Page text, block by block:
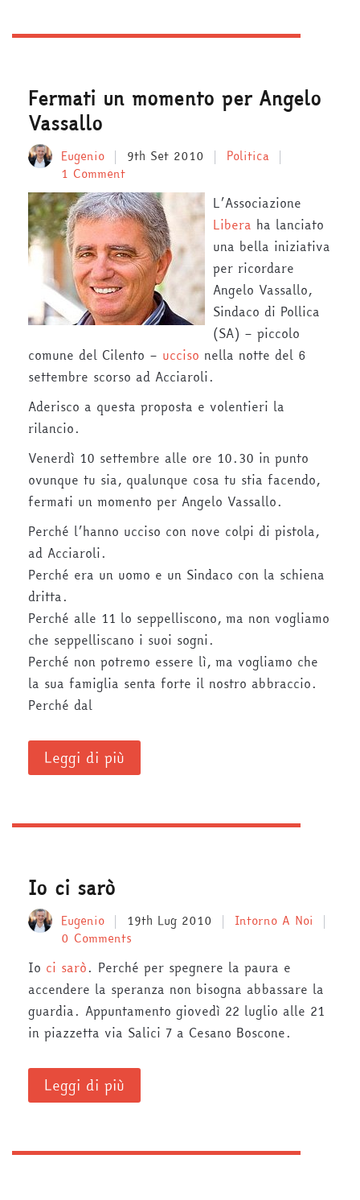
Fermati un momento per Angelo
Vassallo
Eugenio 9th Set 2010
Politica
1 Comment
L’Associazione
Libera ha lanciato
una bella iniziativa
per ricordare
Angelo Vassallo,
Sindaco di Pollica
(SA) – piccolo
comune del Cilento – ucciso nella notte del 6
settembre scorso ad Acciaroli.
Aderisco a questa proposta e volentieri la
rilancio.
Venerdì 10 settembre alle ore 10.30 in punto
ovunque tu sia, qualunque cosa tu stia facendo,
fermati un momento per Angelo Vassallo.
Perché l’hanno ucciso con nove colpi di pistola,
ad Acciaroli.
Perché era un uomo e un Sindaco con la schiena
dritta.
Perché alle 11 lo seppelliscono, ma non vogliamo
che seppelliscano i suoi sogni.
Perché non potremo essere lì, ma vogliamo che
la sua famiglia senta forte il nostro abbraccio.
Perché dal
Leggi di più
Io ci sarò
Eugenio 19th Lug 2010
Intorno A Noi
0 Comments
Io ci sarò. Perché per spegnere la paura e
accendere la speranza non bisogna abbassare la
guardia. Appuntamento giovedì 22 luglio alle 21
in piazzetta via Salici 7 a Cesano Boscone.
Leggi di più